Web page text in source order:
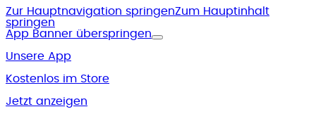
Zur Hauptnavigation springenZum Hauptinhalt
springen
App Banner überspringen
Unsere App
Kostenlos im Store
Jetzt anzeigen